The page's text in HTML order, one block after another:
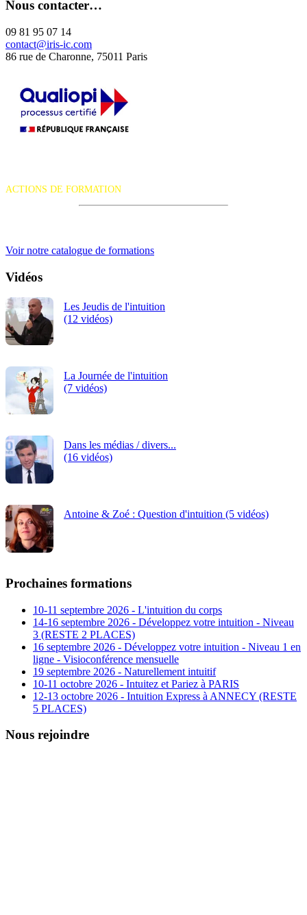
Nous contacter…
09 81 95 07 14
contact@iris-ic.com
86 rue de Charonne, 75011 Paris
ACTIONS DE FORMATION
Voir notre catalogue de formations
Vidéos
Les Jeudis de l'intuition
(12 vidéos)
La Journée de l'intuition
(7 vidéos)
Dans les médias / divers...
(16 vidéos)
Antoine & Zoé : Question d'intuition (5 vidéos)
Prochaines formations
10-11 septembre 2026 - L'intuition du corps
14-16 septembre 2026 - Développez votre intuition - Niveau
3 (RESTE 2 PLACES)
16 septembre 2026 - Développez votre intuition - Niveau 1 en
ligne - Visioconférence mensuelle
19 septembre 2026 - Naturellement intuitif
10-11 octobre 2026 - Intuitez et Pariez à PARIS
12-13 octobre 2026 - Intuition Express à ANNECY (RESTE
5 PLACES)
Nous rejoindre